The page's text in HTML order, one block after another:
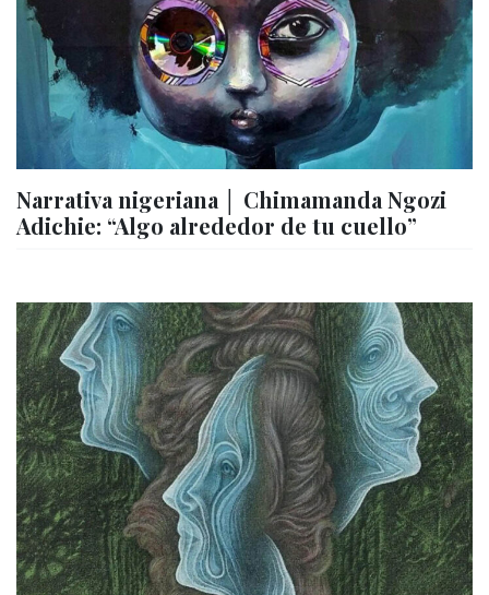
Narrativa nigeriana │ Chimamanda Ngozi
Adichie: “Algo alrededor de tu cuello”